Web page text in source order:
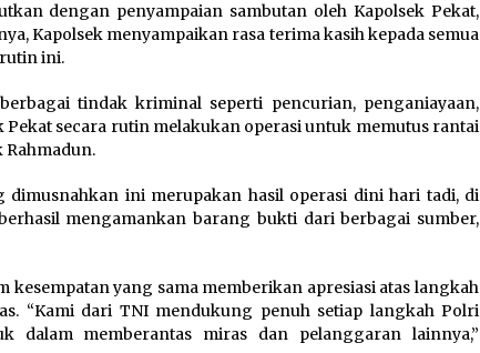
dengan penyampaian sambutan oleh Kapolsek Pekat,
Kapolsek menyampaikan rasa terima kasih kepada semua
ini.
tindak kriminal seperti pencurian, penganiayaan,
Pekat secara rutin melakukan operasi untuk memutus rantai
Rahmadun.
dimusnahkan ini merupakan hasil operasi dini hari tadi, di
mengamankan barang bukti dari berbagai sumber,
kesempatan yang sama memberikan apresiasi atas langkah
“Kami dari TNI mendukung penuh setiap langkah Polri
dalam memberantas miras dan pelanggaran lainnya,”